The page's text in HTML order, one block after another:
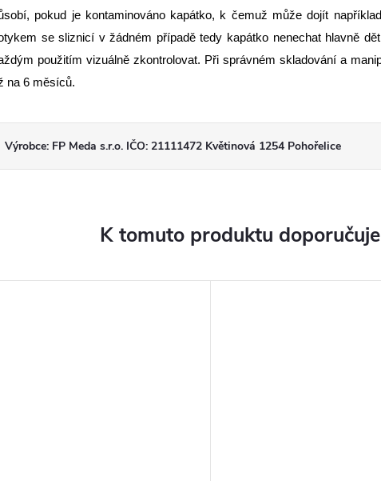
pokud je kontaminováno kapátko, k čemuž může dojít
se sliznicí v žádném případě tedy kapátko nenechat hlavně
použitím vizuálně zkontrolovat. Při správném skladování a
na 6 měsíců.
Výrobce: FP Meda s.r.o. IČO: 21111472 Květinová 1254 Pohořelice
K tomuto produktu